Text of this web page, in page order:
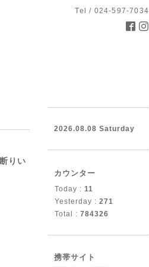
Tel / 024-597-7034
りい
2026.08.08 Saturday
カウンター
Today : 11
Yesterday : 271
Total : 784326
携帯サイト